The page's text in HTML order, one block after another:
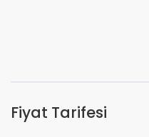
Fiyat Tarifesi